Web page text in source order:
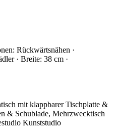
Rückwärtsnähen ·
· Breite: 38 cm ·